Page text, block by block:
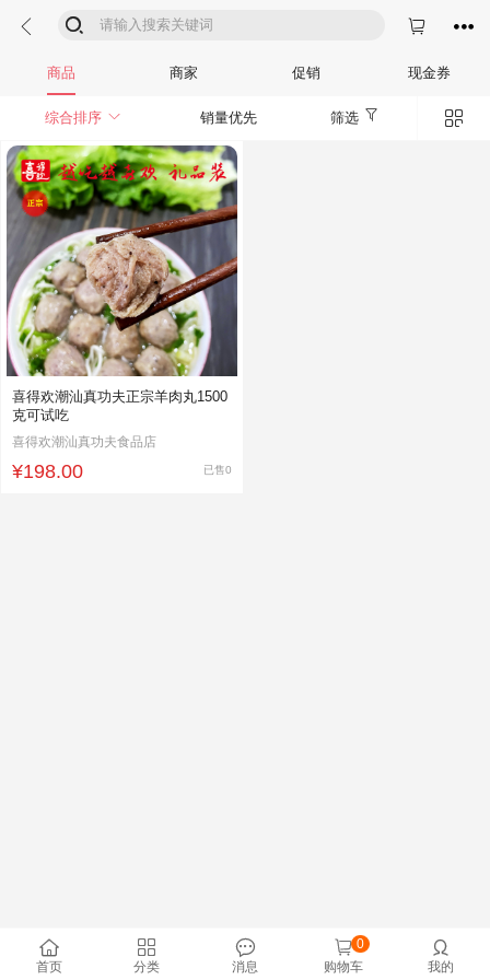
  

商品 商家 促销 现金券
综合排序  销量优先 筛选 
喜得欢潮汕真功夫正宗羊肉丸1500
克可试吃
喜得欢潮汕真功夫食品店
¥198.00 已售0

首页

分类

消息

购物车
0 
我的